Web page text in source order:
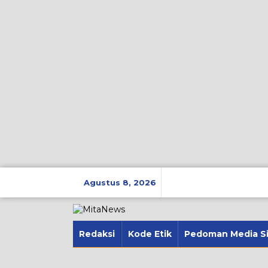
Agustus 8, 2026
Redaksi Kode Etik Pedoman Media